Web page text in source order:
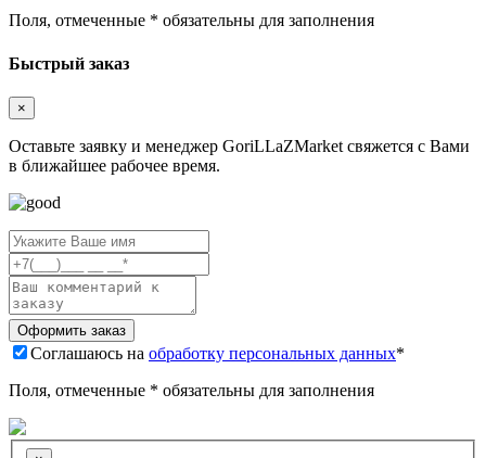
Поля, отмеченные * обязательны для заполнения
Быстрый заказ
×
Оставьте заявку и менеджер GoriLLaZMarket свяжется с Вами
в ближайшее рабочее время.
Соглашаюсь на обработку персональных данных*
Поля, отмеченные * обязательны для заполнения